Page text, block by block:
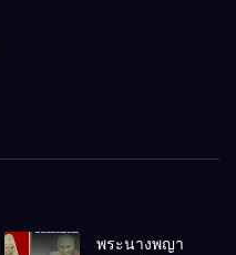
พระนางพญา